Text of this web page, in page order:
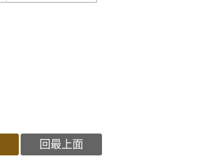
回最上面